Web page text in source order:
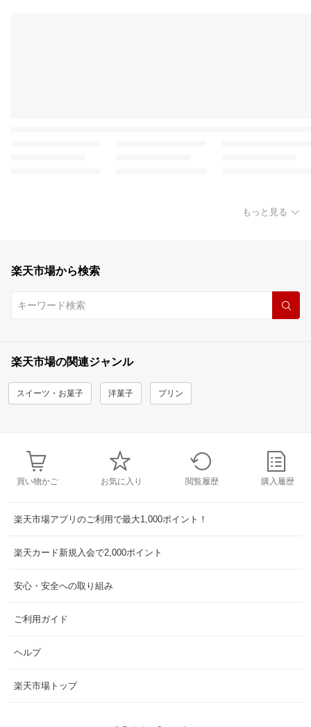
もっと見る
楽天市場から検索
楽天市場の関連ジャンル
スイーツ・お菓子 洋菓子 プリン
買い物かご お気に入り 閲覧履歴 購入履歴
楽天市場アプリのご利用で最大1,000ポイント！
楽天カード新規入会で2,000ポイント
安心・安全への取り組み
ご利用ガイド
ヘルプ
楽天市場トップ